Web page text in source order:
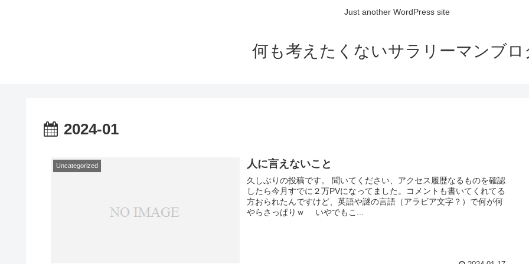
Just another WordPress site
何も考えたくないサラリーマンブロ
2024-01
Uncategorized 人に言えないこと
久しぶりの投稿です。 聞いてください、アクセス履歴なるものを確認
したら今月すでに２万PVになってました。コメントも書いてくれてる
方おられたんですけど、英語や謎の言語（アラビア文字？）で何が何
やらさっぱりｗ いやでもこ...